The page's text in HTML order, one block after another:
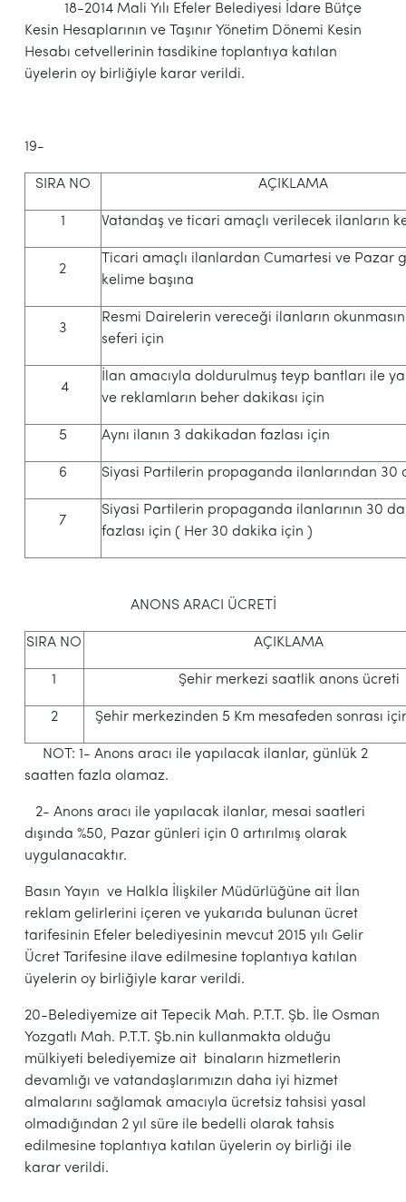
18-2014 Mali Yılı Efeler Belediyesi İdare Bütçe
Kesin Hesaplarının ve Taşınır Yönetim Dönemi Kesin
Hesabı cetvellerinin tasdikine toplantıya katılan
üyelerin oy birliğiyle karar verildi.
19-
SIRA NO AÇIKLAMA
1 Vatandaş ve ticari amaçlı verilecek ilanların
2
Ticari amaçlı ilanlardan Cumartesi ve Pazar
kelime başına
3
Resmi Dairelerin vereceği ilanların
seferi için
4
İlan amacıyla doldurulmuş teyp bantları ile
ve reklamların beher dakikası için
5 Aynı ilanın 3 dakikadan fazlası için
6 Siyasi Partilerin propaganda ilanlarından 30
7
Siyasi Partilerin propaganda ilanlarının 30
fazlası için ( Her 30 dakika için )
ANONS ARACI ÜCRETİ
SIRA NO AÇIKLAMA
1 Şehir merkezi saatlik anons ücreti
2 Şehir merkezinden 5 Km mesafeden sonrası
NOT: 1- Anons aracı ile yapılacak ilanlar, günlük 2
saatten fazla olamaz.
2- Anons aracı ile yapılacak ilanlar, mesai saatleri
dışında %50, Pazar günleri için 0 artırılmış olarak
uygulanacaktır.
Basın Yayın ve Halkla İlişkiler Müdürlüğüne ait İlan
reklam gelirlerini içeren ve yukarıda bulunan ücret
tarifesinin Efeler belediyesinin mevcut 2015 yılı Gelir
Ücret Tarifesine ilave edilmesine toplantıya katılan
üyelerin oy birliğiyle karar verildi.
20-Belediyemize ait Tepecik Mah. P.T.T. Şb. İle Osman
Yozgatlı Mah. P.T.T. Şb.nin kullanmakta olduğu
mülkiyeti belediyemize ait binaların hizmetlerin
devamlığı ve vatandaşlarımızın daha iyi hizmet
almalarını sağlamak amacıyla ücretsiz tahsisi yasal
olmadığından 2 yıl süre ile bedelli olarak tahsis
edilmesine toplantıya katılan üyelerin oy birliği ile
karar verildi.